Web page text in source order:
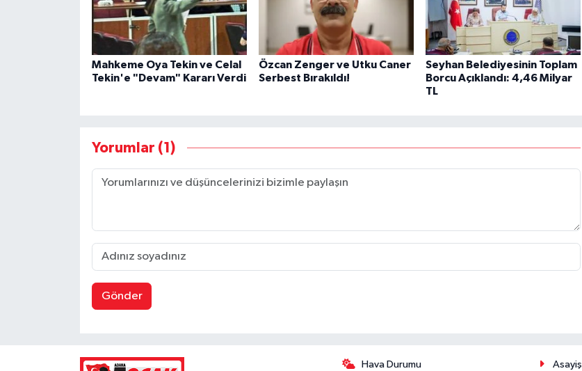
Mahkeme Oya Tekin ve Celal
Tekin'e "Devam" Kararı Verdi
Özcan Zenger ve Utku Caner
Serbest Bırakıldı!
Seyhan Belediyesinin Toplam
Borcu Açıklandı: 4,46 Milyar
TL
Yorumlar (1)
Gönder
Hava Durumu
Asayiş